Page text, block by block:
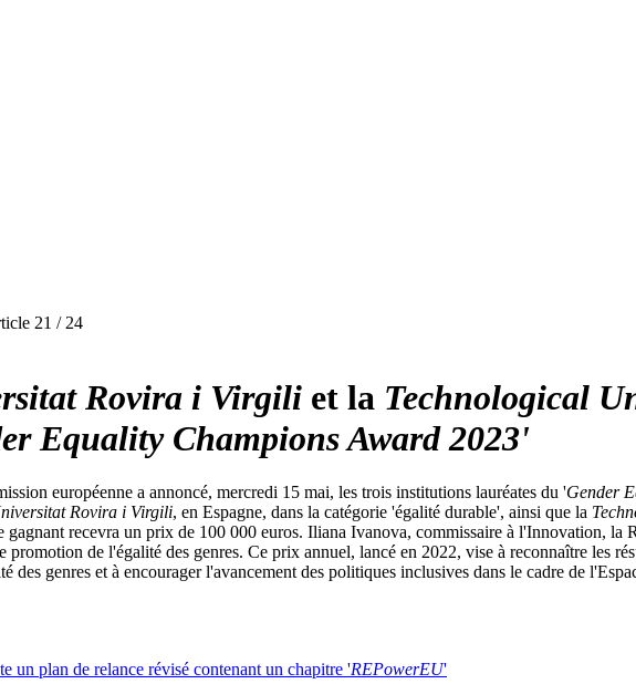
21 / 24
Rovira i Virgili et la Technological
Equality Champions Award 2023'
européenne a annoncé, mercredi 15 mai, les trois institutions lauréates du 'Gender
Rovira i Virgili, en Espagne, dans la catégorie 'égalité durable', ainsi que la
recevra un prix de 100 000 euros. Iliana Ivanova, commissaire à l'Innovation, la
promotion de l'égalité des genres. Ce prix annuel, lancé en 2022, vise à reconnaître les
des genres et à encourager l'avancement des politiques inclusives dans le cadre de
un plan de relance révisé contenant un chapitre 'REPowerEU'